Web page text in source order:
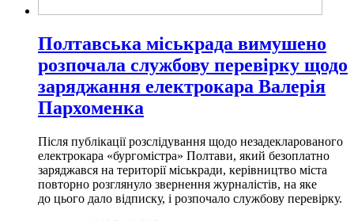
Полтавська міськрада вимушено
розпочала службову перевірку щодо
заряджання електрокара Валерія
Пархоменка
Після публікації розслідування щодо незадекларованого
електрокара «бургомістра» Полтави, який безоплатно
заряджався на території міськради, керівництво міста
повторно розглянуло звернення журналістів, на яке
до цього дало відписку, і розпочало службову перевірку.